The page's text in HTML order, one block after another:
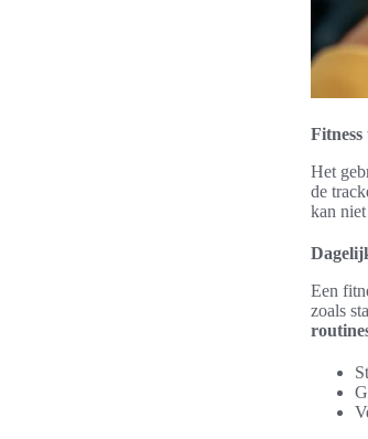
Het
de
kan
Een
zoals